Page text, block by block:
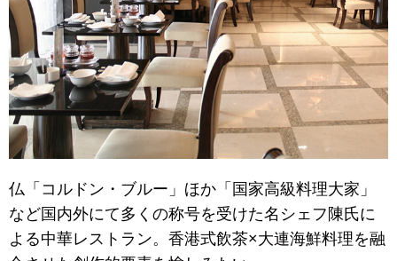
仏「コルドン・ブルー」ほか「国家高級料理大家」
など国内外にて多くの称号を受けた名シェフ陳氏に
よる中華レストラン。香港式飲茶×大連海鮮料理を融